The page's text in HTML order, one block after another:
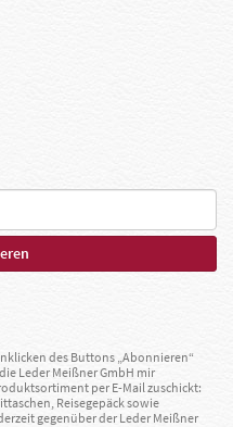
des Buttons „Abonnieren“
Leder Meißner GmbH mir
per E-Mail zuschickt:
Reisegepäck sowie
gegenüber der Leder Meißner